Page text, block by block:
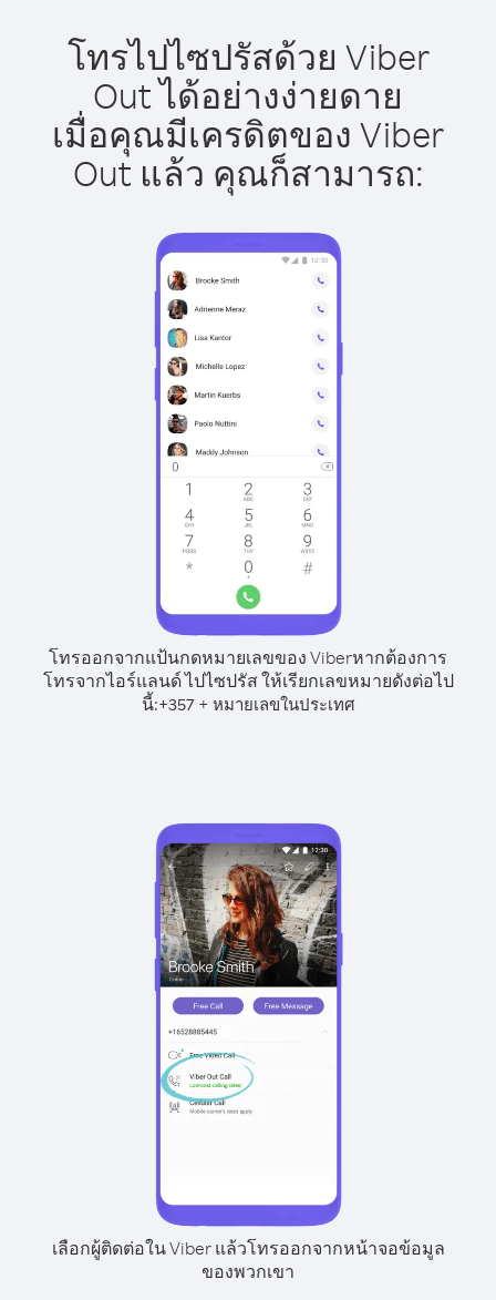
โทรไปไซปรัสด้วย Viber
Out ได้อย่างง่ายดาย
เมื่อคุณมีเครดิตของ Viber
Out แล้ว คุณก็สามารถ:
โทรออกจากแป้นกดหมายเลขของ Viberหากต้องการ
โทรจากไอร์แลนด์ ไปไซปรัส ให้เรียกเลขหมายดังต่อไป
นี้:+357+ หมายเลขในประเทศ
เลือกผู้ติดต่อใน Viber แล้วโทรออกจากหน้าจอข้อมูล
ของพวกเขา